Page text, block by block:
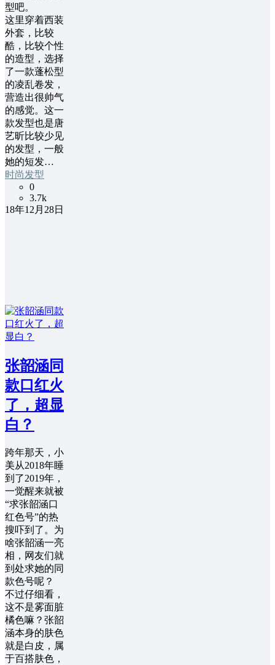
型吧。
这里穿着西装
外套，比较
酷，比较个性
的造型，选择
了一款蓬松型
的凌乱卷发，
营造出很帅气
的感觉。这一
款发型也是唐
艺昕比较少见
的发型，一般
她的短发…
时尚发型
0
3.7k
18年12月28日
张韶涵同
款口红火
了，超显
白？
跨年那天，小
美从2018年睡
到了2019年，
一觉醒来就被
“求张韶涵口
红色号”的热
搜吓到了。为
啥张韶涵一亮
相，网友们就
到处求她的同
款色号呢？
不过仔细看，
这不是雾面脏
橘色嘛？张韶
涵本身的肤色
就是白皮，属
于百搭肤色，